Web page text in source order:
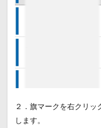
２．旗マークを右クリ
します。